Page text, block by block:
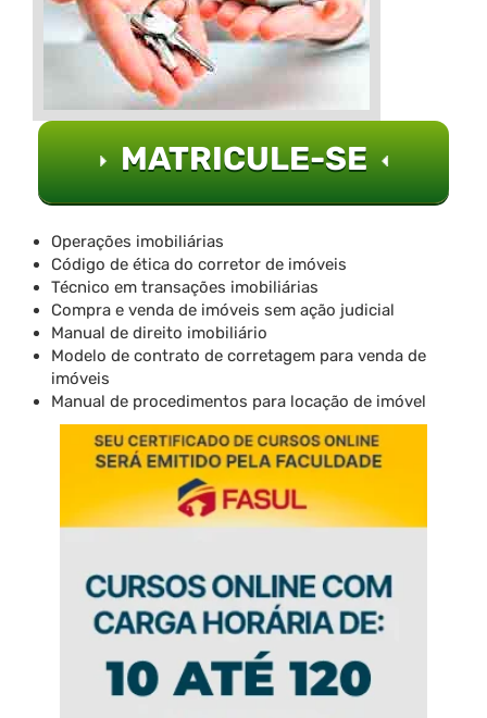
MATRICULE-SE
Operações imobiliárias
Código de ética do corretor de imóveis
Técnico em transações imobiliárias
Compra e venda de imóveis sem ação judicial
Manual de direito imobiliário
Modelo de contrato de corretagem para venda de
imóveis
Manual de procedimentos para locação de imóvel